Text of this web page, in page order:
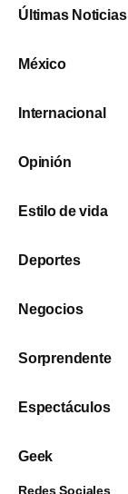
Últimas Noticias
México
Internacional
Opinión
Estilo de vida
Deportes
Negocios
Sorprendente
Espectáculos
Geek
Redes Sociales